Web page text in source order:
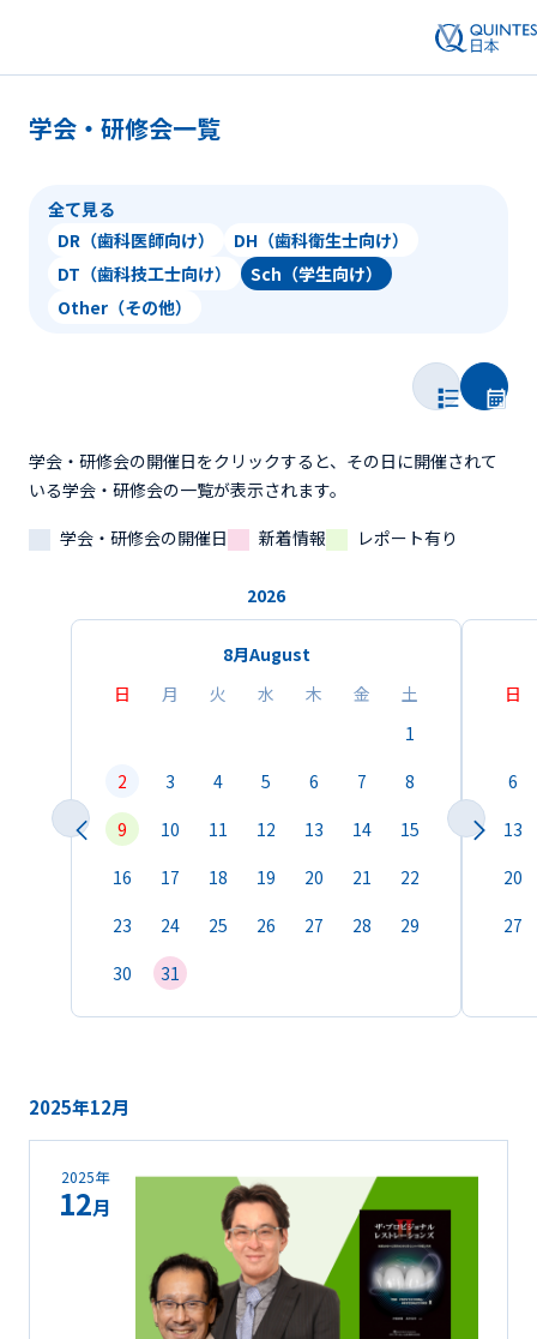
学会・研修会一覧
全て見る
DR（歯科医師向け）
DH（歯科衛生士向け）
DT（歯科技工士向け）
Sch（学生向け）
Other（その他）
学会・研修会の開催日をクリックすると、その日に開催されて
いる学会・研修会の一覧が表示されます。
学会・研修会の開催日
新着情報 レポート有り
2026
8月August
日
月 火 水 木 金
土
1
2
3 4 5 6 7
8
9
10 11 12 13 14
15
16
17 18 19 20 21
22
23
24 25 26 27 28
29
30
31
日
6
13
20
27
2025年12月
2025年
12月